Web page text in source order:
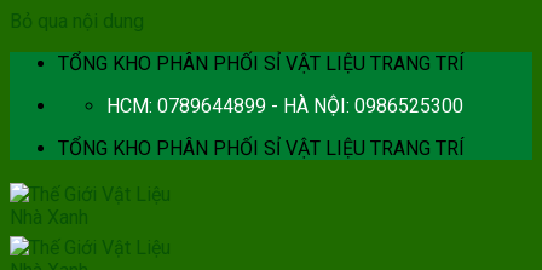
Bỏ qua nội dung
TỔNG KHO PHÂN PHỐI SỈ VẬT LIỆU TRANG TRÍ
HCM: 0789644899 - HÀ NỘI: 0986525300
TỔNG KHO PHÂN PHỐI SỈ VẬT LIỆU TRANG TRÍ